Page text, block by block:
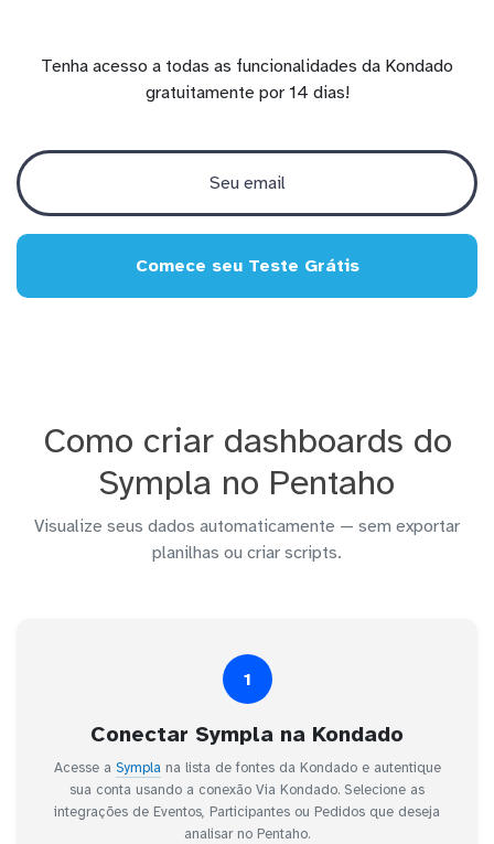
Tenha acesso a todas as funcionalidades da Kondado
gratuitamente por 14 dias!
Comece seu Teste Grátis
Como criar dashboards do
Sympla no Pentaho
Visualize seus dados automaticamente — sem exportar
planilhas ou criar scripts.
1
Conectar Sympla na Kondado
Acesse a Symplana lista de fontes da Kondado e autentique
sua conta usando a conexão Via Kondado. Selecione as
integrações de Eventos, Participantes ou Pedidos que deseja
analisar no Pentaho.